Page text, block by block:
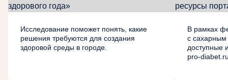
Исследование поможет понять, какие
решения требуются для создания
здоровой среды в городе.
В рамках
с сахарным
доступные
pro-